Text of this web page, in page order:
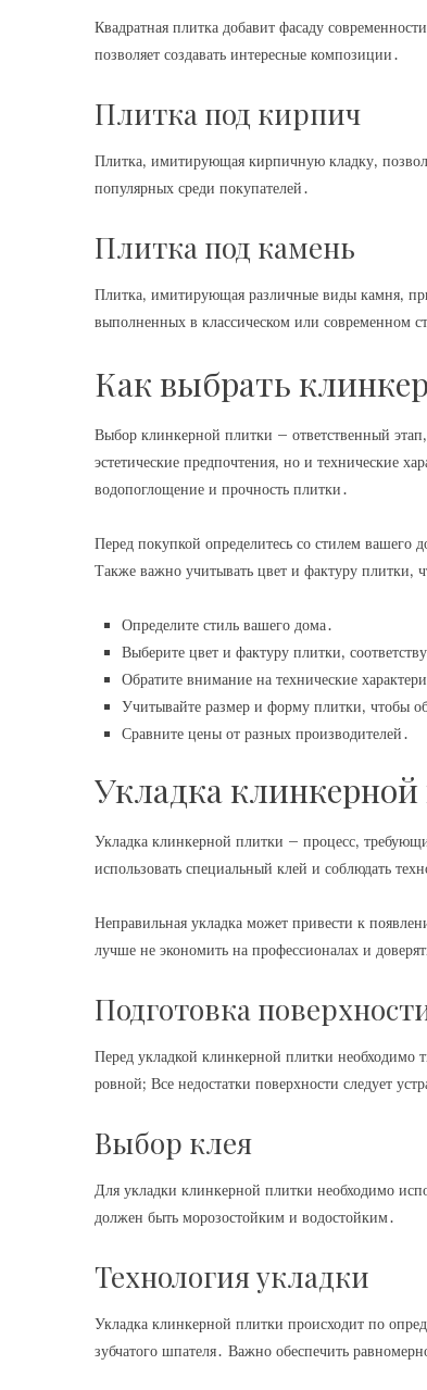
Квадратная плитка добавит фасаду
позволяет создавать интересные композиции․
Плитка под кирпич
Плитка‚ имитирующая кирпичную кладку‚
популярных среди покупателей․
Плитка под камень
Плитка‚ имитирующая различные виды камня‚
выполненных в классическом или современном
Как выбрать
Выбор клинкерной плитки – ответственный
эстетические предпочтения‚ но и технические
водопоглощение и прочность плитки․
Перед покупкой определитесь со стилем
Также важно учитывать цвет и фактуру плитки‚
Определите стиль вашего дома․
Выберите цвет и фактуру плитки‚
Обратите внимание на технические
Учитывайте размер и форму плитки‚ чтобы
Сравните цены от разных производителей․
Укладка
Укладка клинкерной плитки – процесс‚
использовать специальный клей и соблюдать
Неправильная укладка может привести к
лучше не экономить на профессионалах и
Подготовка
Перед укладкой клинкерной плитки необходимо
ровной; Все недостатки поверхности следует
Выбор клея
Для укладки клинкерной плитки необходимо
должен быть морозостойким и водостойким․
Технология укладки
Укладка клинкерной плитки происходит по
зубчатого шпателя․ Важно обеспечить